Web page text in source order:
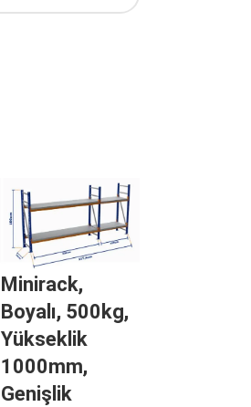
Minirack,
Boyalı, 500kg,
Yükseklik
1000mm,
Genişlik